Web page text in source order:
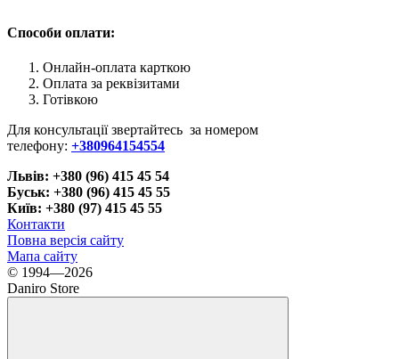
Способи оплати:
Онлайн-оплата карткою
Оплата за реквізитами
Готівкою
Для консультації звертайтесь за номером
телефону: +380964154554
Львів: +380 (96) 415 45 54
Буськ: +380 (96) 415 45 55
Київ: +380 (97) 415 45 55
Контакти
Повна версія сайту
Мапа сайту
© 1994—2026
Daniro Store